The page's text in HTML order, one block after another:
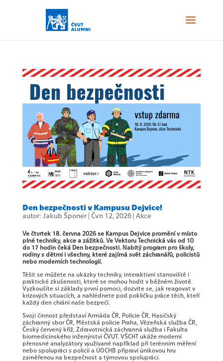
Den bezpečnosti v Kampusu Dejvice!
autor: Jakub Šponer| Čvn 12, 2026| Akce
Ve čtvrtek 18. června 2026 se Kampus Dejvice promění v místo
plné techniky, akce a zážitků. Ve Vektoru Technická vás od 10
do 17 hodin čeká Den bezpečnosti. Nabitý program pro školy,
rodiny s dětmi i všechny, které zajímá svět záchranářů, policistů
nebo moderních technologií.
Těšit se můžete na ukázky techniky, interaktivní stanoviště i
praktické zkušenosti, které se mohou hodit v běžném životě.
Vyzkoušíte si základy první pomoci, dozvíte se, jak reagovat v
krizových situacích, a nahlédnete pod pokličku práce těch, kteří
každý den chrání naše bezpečí.
Svoji činnost představí Armáda ČR, Policie ČR, Hasičský
záchranný sbor ČR, Městská policie Praha, Vězeňská služba ČR,
Český červený kříž, Zdravotnická záchranná služba i Fakulta
biomedicínského inženýrství ČVUT. VŠCHT ukáže moderní
přenosné analyzátory využívané například při terénním měření
nebo spolupráci s policií a ÚOCHB připraví únikovou hru
zaměřenou na bezpečnost a týmovou spolupráci.